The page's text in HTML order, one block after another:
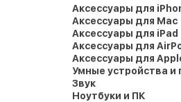
Аксессуары для
Аксессуары для Mac
Аксессуары для iPad
Аксессуары для
Аксессуары для
Умные устройства и
Звук
Ноутбуки и ПК